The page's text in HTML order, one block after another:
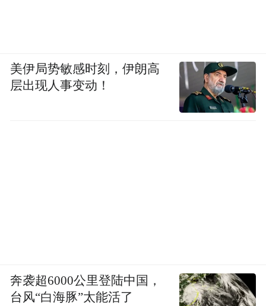
美伊局势敏感时刻，伊朗高
层出现人事变动！
奔袭超6000公里登陆中国，
台风“白海豚”太能活了